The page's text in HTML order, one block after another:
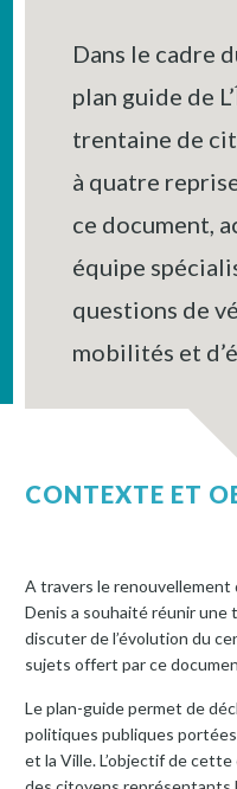
Dans le cadre
plan guide de
trentaine de
à quatre
ce document,
équipe
questions de
mobilités et
CONTEXTE ET
A travers le renouvellement
Denis a souhaité réunir
discuter de l’évolution du
sujets offert par ce
Le plan-guide permet de
politiques publiques
et la Ville. L’objectif de